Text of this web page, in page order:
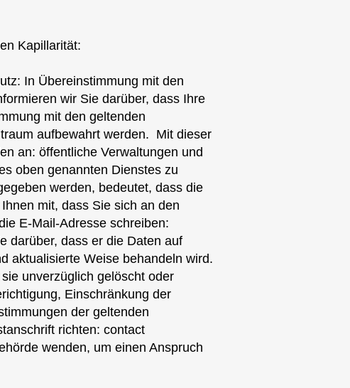
Kapillarität:
In Übereinstimmung mit den
wir Sie darüber, dass Ihre
mit den geltenden
aufbewahrt werden. ​ Mit dieser
an: öffentliche Verwaltungen und
oben genannten Dienstes zu
werden, bedeutet, dass die
mit, dass Sie sich an den
E-Mail-Adresse schreiben:
darüber, dass er die Daten auf
aktualisierte Weise behandeln wird.
unverzüglich gelöscht oder
Einschränkung der
der geltenden
richten: contact
wenden, um einen Anspruch